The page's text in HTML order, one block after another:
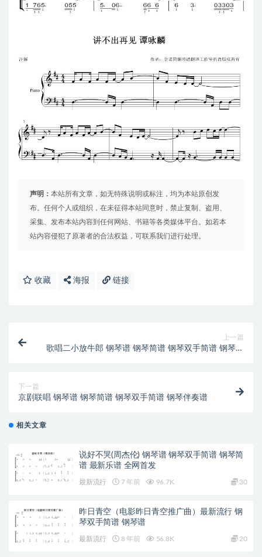
声明： 本站所有文章，如无特殊说明或标注，均为本站原创发
布。任何个人或组织，在未征得本站同意时，禁止复制、盗用、
采集、发布本站内容到任何网站、书籍等各类媒体平台。如若本
站内容侵犯了原著者的合法权益，可联系我们进行处理。
收藏 海报 链接
上一篇
歌唱二小放牛郎 钢琴谱 钢琴简谱 钢琴双手简谱 钢琴伴
下一篇
京剧联唱 钢琴谱 钢琴简谱 钢琴双手简谱 钢琴伴奏谱
相关文章
说好不哭(周杰伦) 钢琴谱 钢琴双手简谱 钢琴简
谱 最新乐谱 全网首发
最新流行 7 年前 96.7K 30
昨日青空（电影昨日青空推广曲）最新流行 钢
琴双手简谱 钢琴谱
最新流行 8 年前 56.8K 20